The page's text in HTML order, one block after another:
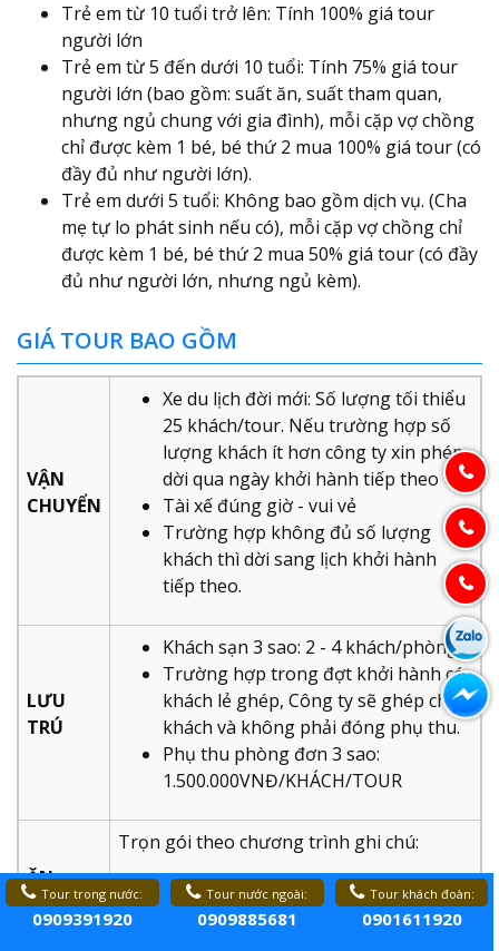
Trẻ em từ 10 tuổi trở lên: Tính 100% giá tour
người lớn
Trẻ em từ 5 đến dưới 10 tuổi: Tính 75% giá tour
người lớn (bao gồm: suất ăn, suất tham quan,
nhưng ngủ chung với gia đình), mỗi cặp vợ chồng
chỉ được kèm 1 bé, bé thứ 2 mua 100% giá tour (có
đầy đủ như người lớn).
Trẻ em dưới 5 tuổi: Không bao gồm dịch vụ. (Cha
mẹ tự lo phát sinh nếu có), mỗi cặp vợ chồng chỉ
được kèm 1 bé, bé thứ 2 mua 50% giá tour (có đầy
đủ như người lớn, nhưng ngủ kèm).
GIÁ TOUR BAO GỒM
VẬN
CHUYỂN
Xe du lịch đời mới: Số lượng tối thiểu
25 khách/tour. Nếu trường hợp số
lượng khách ít hơn công ty xin phép
dời qua ngày khởi hành tiếp theo
Tài xế đúng giờ - vui vẻ
Trường hợp không đủ số lượng
khách thì dời sang lịch khởi hành
tiếp theo.
LƯU
TRÚ
Khách sạn 3 sao: 2 - 4 khách/phòng.
Trường hợp trong đợt khởi hành có
khách lẻ ghép, Công ty sẽ ghép cho
khách và không phải đóng phụ thu.
Phụ thu phòng đơn 3 sao:
1.500.000VNĐ/KHÁCH/TOUR
ĂN
UỐNG
Trọn gói theo chương trình ghi chú:
04 bữa sáng
05 bữa ăn chính
Tour trong nước:
0909391920
Tour nước ngoài:
0909885681
Tour khách đoàn:
0901611920